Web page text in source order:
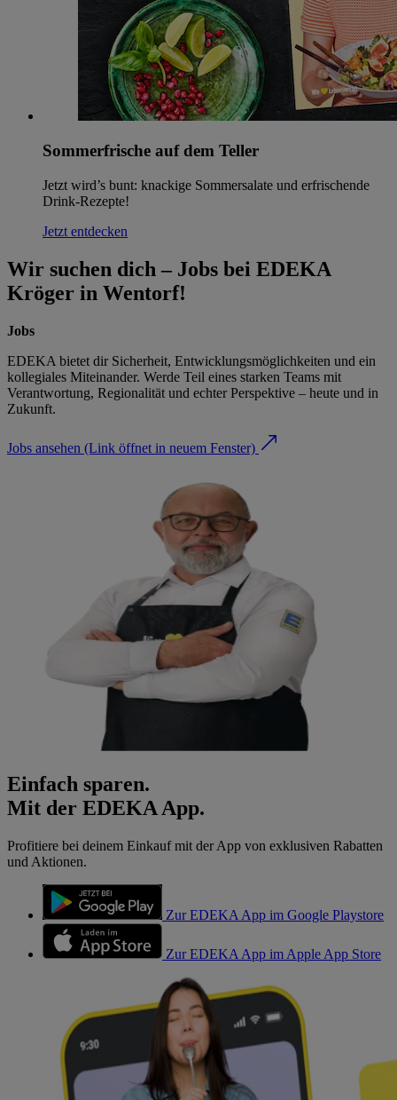
Sommerfrische auf dem Teller
Jetzt wird’s bunt: knackige Sommersalate und erfrischende
Drink-Rezepte!
Jetzt entdecken
Wir suchen dich – Jobs bei EDEKA
Kröger in Wentorf!
Jobs
EDEKA bietet dir Sicherheit, Entwicklungsmöglichkeiten und ein
kollegiales Miteinander. Werde Teil eines starken Teams mit
Verantwortung, Regionalität und echter Perspektive – heute und in
Zukunft.
Jobs ansehen (Link öffnet in neuem Fenster)
Einfach sparen.
Mit der EDEKA App.
Profitiere bei deinem Einkauf mit der App von exklusiven Rabatten
und Aktionen.
Zur EDEKA App im Google Playstore
Zur EDEKA App im Apple App Store